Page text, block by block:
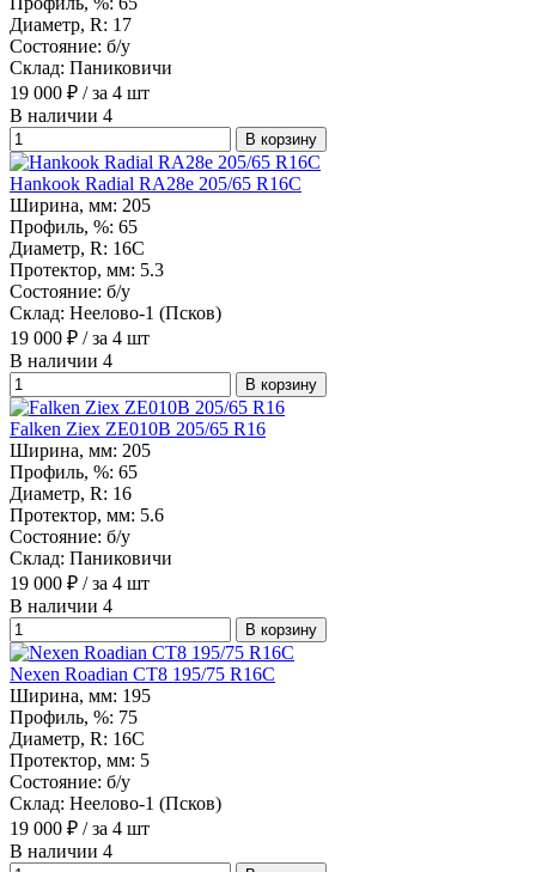
Диаметр, R: 17
Состояние: б/у
Склад: Паниковичи
19 000 ₽ / за 4 шт
В наличии 4
В корзину
Hankook Radial RA28e 205/65 R16C
Ширина, мм: 205
Профиль, %: 65
Диаметр, R: 16С
Протектор, мм: 5.3
Состояние: б/у
Склад: Неелово-1 (Псков)
19 000 ₽ / за 4 шт
В наличии 4
В корзину
Falken Ziex ZE010B 205/65 R16
Ширина, мм: 205
Профиль, %: 65
Диаметр, R: 16
Протектор, мм: 5.6
Состояние: б/у
Склад: Паниковичи
19 000 ₽ / за 4 шт
В наличии 4
В корзину
Nexen Roadian CT8 195/75 R16C
Ширина, мм: 195
Профиль, %: 75
Диаметр, R: 16С
Протектор, мм: 5
Состояние: б/у
Склад: Неелово-1 (Псков)
19 000 ₽ / за 4 шт
В наличии 4